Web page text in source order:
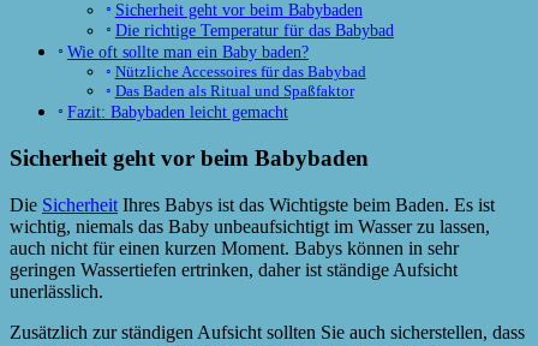
Sicherheit geht vor beim Babybaden
Die richtige Temperatur für das Babybad
Wie oft sollte man ein Baby baden?
Nützliche Accessoires für das Babybad
Das Baden als Ritual und Spaßfaktor
Fazit: Babybaden leicht gemacht
Sicherheit geht vor beim Babybaden
Die Sicherheit Ihres Babys ist das Wichtigste beim Baden. Es ist
wichtig, niemals das Baby unbeaufsichtigt im Wasser zu lassen,
auch nicht für einen kurzen Moment. Babys können in sehr
geringen Wassertiefen ertrinken, daher ist ständige Aufsicht
unerlässlich.
Zusätzlich zur ständigen Aufsicht sollten Sie auch sicherstellen, dass